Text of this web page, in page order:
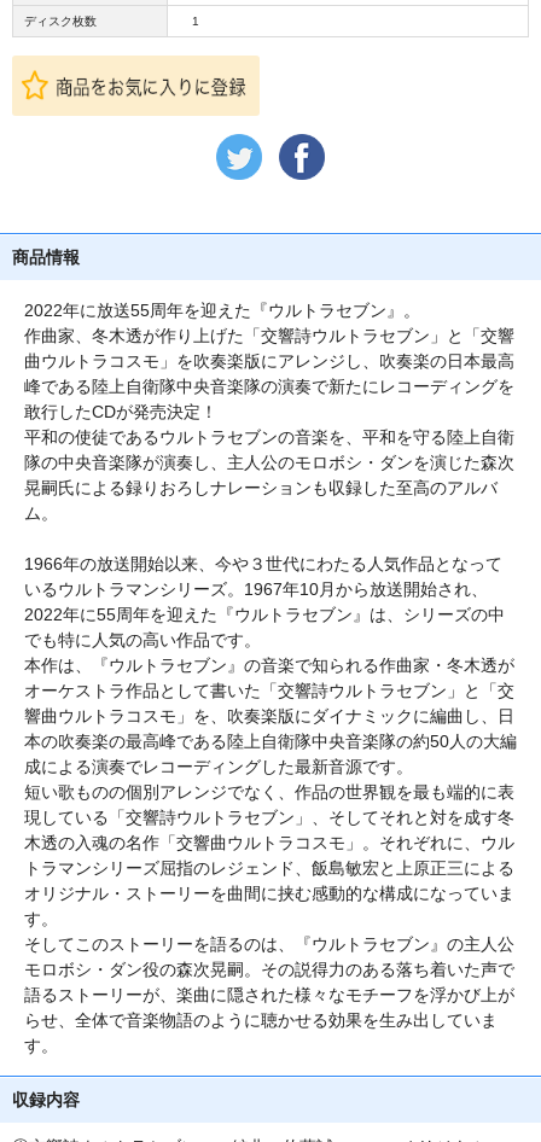
ディスク枚数 1
商品情報
2022年に放送55周年を迎えた『ウルトラセブン』。
作曲家、冬木透が作り上げた「交響詩ウルトラセブン」と「交響
曲ウルトラコスモ」を吹奏楽版にアレンジし、吹奏楽の日本最高
峰である陸上自衛隊中央音楽隊の演奏で新たにレコーディングを
敢行したCDが発売決定！
平和の使徒であるウルトラセブンの音楽を、平和を守る陸上自衛
隊の中央音楽隊が演奏し、主人公のモロボシ・ダンを演じた森次
晃嗣氏による録りおろしナレーションも収録した至高のアルバ
ム。
1966年の放送開始以来、今や３世代にわたる人気作品となって
いるウルトラマンシリーズ。1967年10月から放送開始され、
2022年に55周年を迎えた『ウルトラセブン』は、シリーズの中
でも特に人気の高い作品です。
本作は、『ウルトラセブン』の音楽で知られる作曲家・冬木透が
オーケストラ作品として書いた「交響詩ウルトラセブン」と「交
響曲ウルトラコスモ」を、吹奏楽版にダイナミックに編曲し、日
本の吹奏楽の最高峰である陸上自衛隊中央音楽隊の約50人の大編
成による演奏でレコーディングした最新音源です。
短い歌ものの個別アレンジでなく、作品の世界観を最も端的に表
現している「交響詩ウルトラセブン」、そしてそれと対を成す冬
木透の入魂の名作「交響曲ウルトラコスモ」。それぞれに、ウル
トラマンシリーズ屈指のレジェンド、飯島敏宏と上原正三による
オリジナル・ストーリーを曲間に挟む感動的な構成になっていま
す。
そしてこのストーリーを語るのは、『ウルトラセブン』の主人公
モロボシ・ダン役の森次晃嗣。その説得力のある落ち着いた声で
語るストーリーが、楽曲に隠された様々なモチーフを浮かび上が
らせ、全体で音楽物語のように聴かせる効果を生み出していま
す。
収録内容